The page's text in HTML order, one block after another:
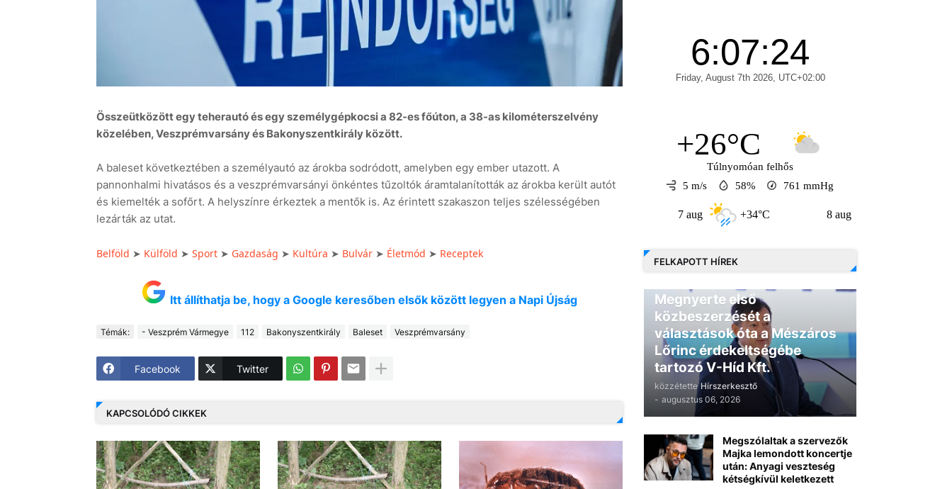
Összeütközött egy teherautó és egy személygépkocsi a 82-es főúton, a 38-as kilométerszelvény
közelében, Veszprémvarsány és Bakonyszentkirály között.
A baleset következtében a személyautó az árokba sodródott, amelyben egy ember utazott. A
pannonhalmi hivatásos és a veszprémvarsányi önkéntes tűzoltók áramtalanították az árokba került autót
és kiemelték a sofőrt. A helyszínre érkeztek a mentők is. Az érintett szakaszon teljes szélességében
lezárták az utat.
Belföld ➤ Külföld ➤ Sport➤ Gazdaság ➤ Kultúra ➤ Bulvár➤ Életmód ➤ Receptek
Itt állíthatja be, hogy a Google keresőben elsők között legyen a Napi Újság
Témák: - Veszprém Vármegye 112 Bakonyszentkirály Baleset Veszprémvarsány
Facebook Twitter
KAPCSOLÓDÓ CIKKEK
+26°C
Túlnyomóan felhős
5 m/s
58% 761 mmHg
+34°C +31°C
FELKAPOTT HÍREK
Megnyerte első
közbeszerzését a
választások óta a Mészáros
Lőrinc érdekeltségébe
tartozó V-Híd Kft.
közzétette Hírszerkesztő
- augusztus 06, 2026
Megszólaltak a szervezők
Majka lemondott koncertje
után: Anyagi veszteség
kétségkívül keletkezett